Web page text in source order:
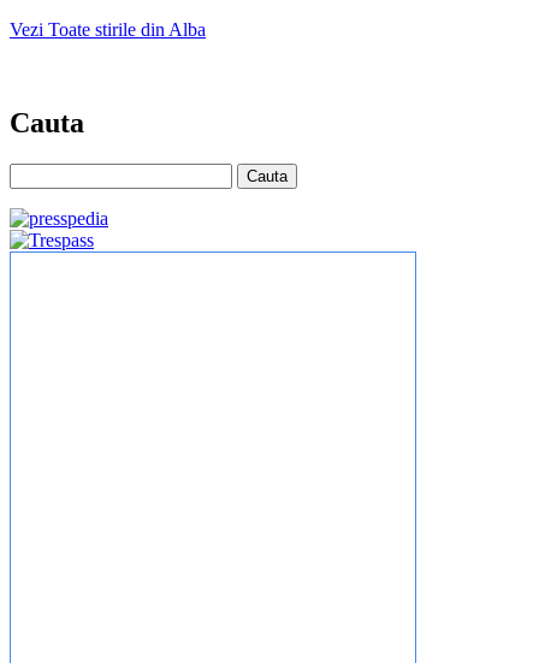
Vezi Toate stirile din Alba
Cauta